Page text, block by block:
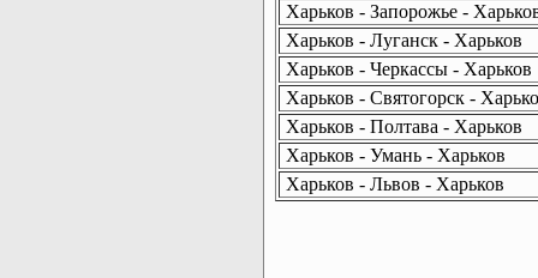
Харьков - Запорожье -
Харьков - Луганск - Харьков
Харьков - Черкассы - Харьков
Харьков - Святогорск -
Харьков - Полтава - Харьков
Харьков - Умань - Харьков
Харьков - Львов - Харьков